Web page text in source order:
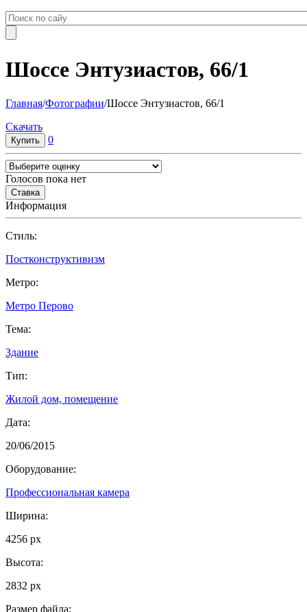
Шоссе Энтузиастов, 66/1
Главная/Фотографии/Шоссе Энтузиастов, 66/1
Cкачать
0
Голосов пока нет
Информация
Cтиль:
Постконструктивизм
Метро:
Метро Перово
Тема:
Здание
Тип:
Жилой дом, помещение
Дата:
20/06/2015
Оборудование:
Профессиональная камера
Ширина:
4256 px
Высота:
2832 px
Размер файла: